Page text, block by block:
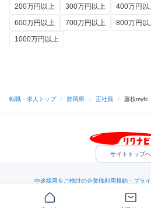
200万円以上 300万円以上 400万円以
600万円以上
700万円以上 800万円以
1000万円以上
転職・求人トップ / 静岡県 / 正社員 / 藤枝myfc
サイトトップへ
中途採用をご検討の企業様利用規約・プラ
（C）Indeed Inc.